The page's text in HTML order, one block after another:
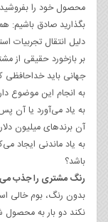
محصول خود را
بگذارید صادق باشیم:
دلیل انتقال تجربیات
بر بازخورد حقیقی از
جهانی باید خداحافظی
به انجام این موضوع
آن برندهای میلیون
به یاد ماندنی ایجاد
باشد؟
رنگ مشتری را جذب
بدون رنگ، بوم خالی
نکند دو بار به محصول